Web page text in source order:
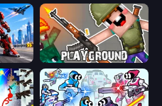
Flying Robot Transform Car Games Playground